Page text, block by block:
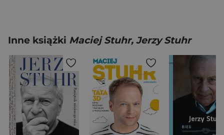
Inne książki Maciej Stuhr, Jerzy Stuhr